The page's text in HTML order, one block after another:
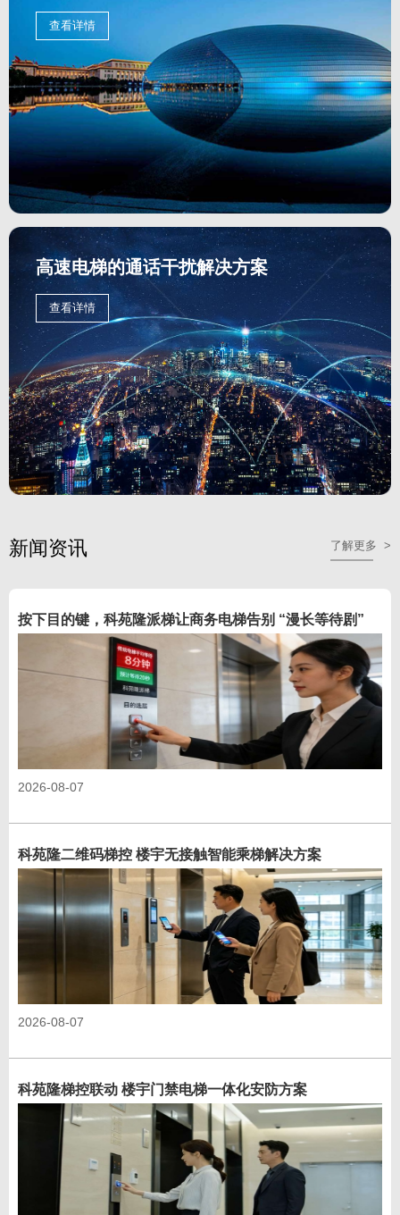
查看详情
高速电梯的通话干扰解决方案
查看详情
新闻资讯 了解更多 >
按下目的键，科苑隆派梯让商务电梯告别 “漫长等待剧”
2026-08-07
科苑隆二维码梯控 楼宇无接触智能乘梯解决方案
2026-08-07
科苑隆梯控联动 楼宇门禁电梯一体化安防方案